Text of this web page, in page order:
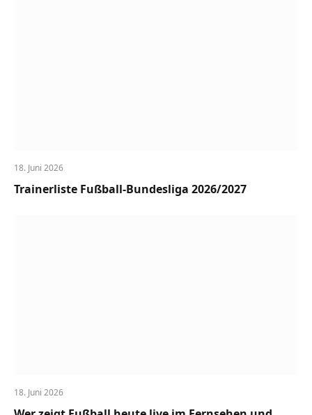
18. Juni 2026
Trainerliste Fußball-Bundesliga 2026/2027
18. Juni 2026